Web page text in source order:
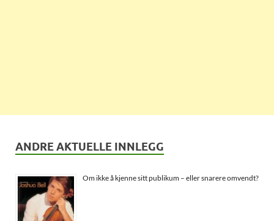
ANDRE AKTUELLE INNLEGG
Om ikke å kjenne sitt publikum – eller snarere omvendt?